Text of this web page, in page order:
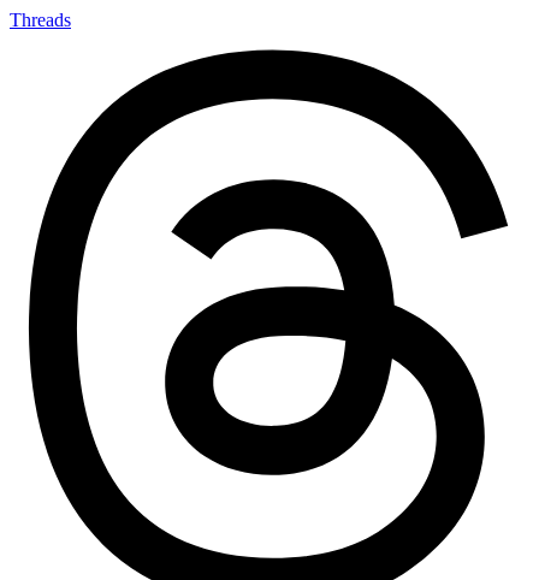
Threads